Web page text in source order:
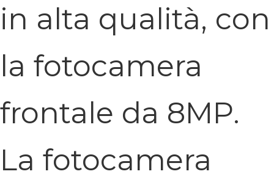
in alta qualità, con
la fotocamera
frontale da 8MP.
La fotocamera